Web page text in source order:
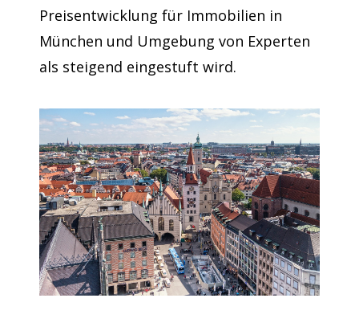
Preisentwicklung für Immobilien in
München und Umgebung von Experten
als steigend eingestuft wird.